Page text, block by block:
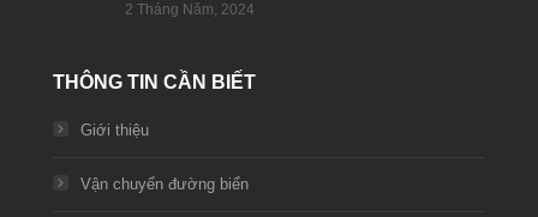
2 Tháng Năm, 2024
THÔNG TIN CẦN BIẾT
Giới thiệu
Vận chuyển đường biển